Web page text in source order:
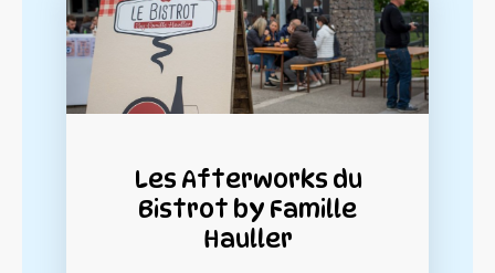
Les Afterworks du
Bistrot by Famille
Hauller